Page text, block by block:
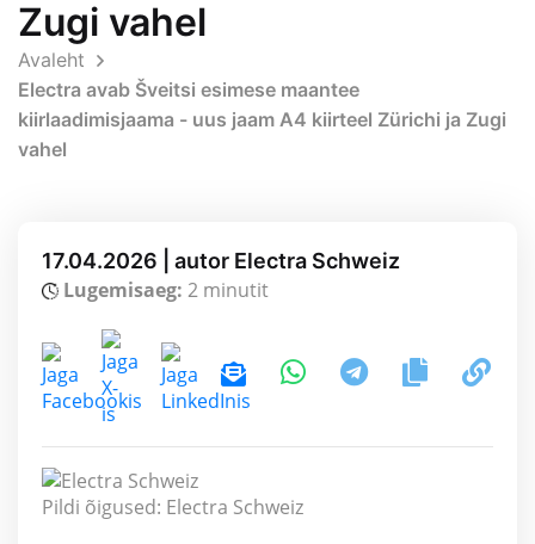
Zugi vahel
Avaleht
Electra avab Šveitsi esimese maantee
kiirlaadimisjaama - uus jaam A4 kiirteel Zürichi ja Zugi
vahel
17.04.2026 | autor Electra Schweiz
Lugemisaeg: 2 minutit
Pildi õigused: Electra Schweiz